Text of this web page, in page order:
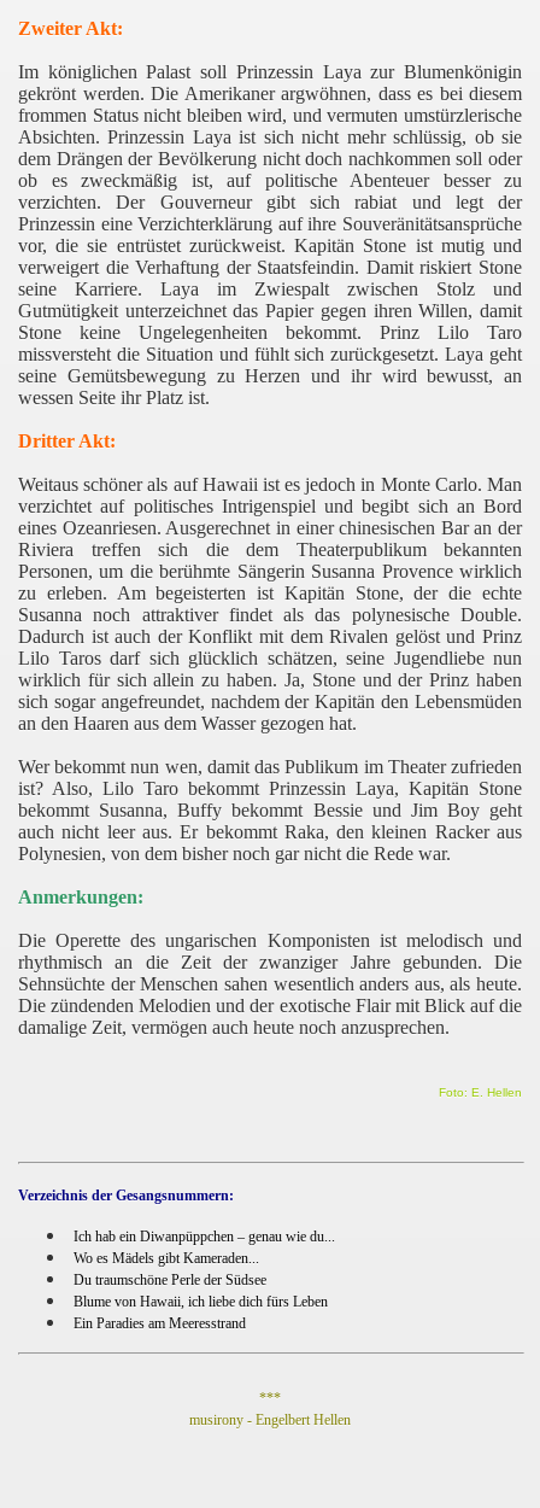
Zweiter Akt:
Im königlichen Palast soll Prinzessin Laya zur Blumenkönigin
gekrönt werden. Die Amerikaner argwöhnen, dass es bei diesem
frommen Status nicht bleiben wird, und vermuten umstürzlerische
Absichten. Prinzessin Laya ist sich nicht mehr schlüssig, ob sie
dem Drängen der Bevölkerung nicht doch nachkommen soll oder
ob es zweckmäßig ist, auf politische Abenteuer besser zu
verzichten. Der Gouverneur gibt sich rabiat und legt der
Prinzessin eine Verzichterklärung auf ihre Souveränitätsansprüche
vor, die sie entrüstet zurückweist. Kapitän Stone ist mutig und
verweigert die Verhaftung der Staatsfeindin. Damit riskiert Stone
seine Karriere. Laya im Zwiespalt zwischen Stolz und
Gutmütigkeit unterzeichnet das Papier gegen ihren Willen, damit
Stone keine Ungelegenheiten bekommt. Prinz Lilo Taro
missversteht die Situation und fühlt sich zurückgesetzt. Laya geht
seine Gemütsbewegung zu Herzen und ihr wird bewusst, an
wessen Seite ihr Platz ist.
Dritter Akt:
Weitaus schöner als auf Hawaii ist es jedoch in Monte Carlo. Man
verzichtet auf politisches Intrigenspiel und begibt sich an Bord
eines Ozeanriesen. Ausgerechnet in einer chinesischen Bar an der
Riviera treffen sich die dem Theaterpublikum bekannten
Personen, um die berühmte Sängerin Susanna Provence wirklich
zu erleben. Am begeisterten ist Kapitän Stone, der die echte
Susanna noch attraktiver findet als das polynesische Double.
Dadurch ist auch der Konflikt mit dem Rivalen gelöst und Prinz
Lilo Taros darf sich glücklich schätzen, seine Jugendliebe nun
wirklich für sich allein zu haben. Ja, Stone und der Prinz haben
sich sogar angefreundet, nachdem der Kapitän den Lebensmüden
an den Haaren aus dem Wasser gezogen hat.
Wer bekommt nun wen, damit das Publikum im Theater zufrieden
ist? Also, Lilo Taro bekommt Prinzessin Laya, Kapitän Stone
bekommt Susanna, Buffy bekommt Bessie und Jim Boy geht
auch nicht leer aus. Er bekommt Raka, den kleinen Racker aus
Polynesien, von dem bisher noch gar nicht die Rede war.
Anmerkungen:
Die Operette des ungarischen Komponisten ist melodisch und
rhythmisch an die Zeit der zwanziger Jahre gebunden. Die
Sehnsüchte der Menschen sahen wesentlich anders aus, als heute.
Die zündenden Melodien und der exotische Flair mit Blick auf die
damalige Zeit, vermögen auch heute noch anzusprechen.
Foto: E. Hellen
Verzeichnis der Gesangsnummern:
Ich hab ein Diwanpüppchen – genau wie du...
Wo es Mädels gibt Kameraden...
Du traumschöne Perle der Südsee
Blume von Hawaii, ich liebe dich fürs Leben
Ein Paradies am Meeresstrand
***
musirony - Engelbert Hellen